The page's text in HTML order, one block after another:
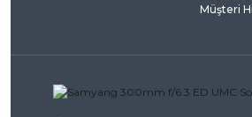
Ürün açıklamasında eksik bilgiler
Ürün fiyatı diğer sitelerden daha pahalı.
Bu ürüne benzer farklı alternatifler
Müşteri